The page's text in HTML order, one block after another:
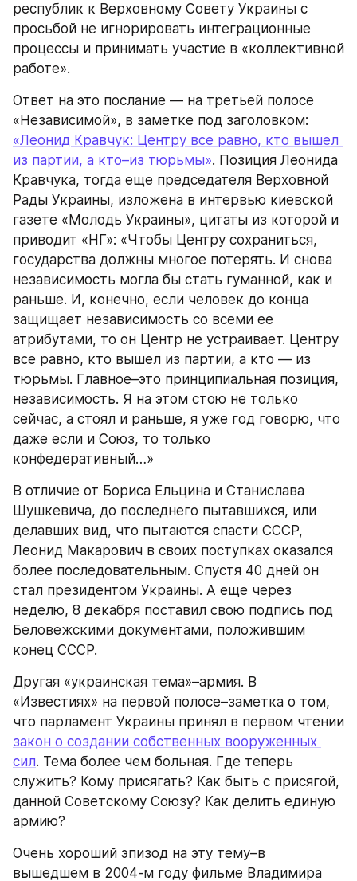
республик к Верховному Совету Украины с
просьбой не игнорировать интеграционные
процессы и принимать участие в «коллективной
работе».
Ответ на это послание — на третьей полосе
«Леонид Кравчук: Центру все равно, кто вышел
из партии, а кто–из тюрьмы». Позиция Леонида
Кравчука, тогда еще председателя Верховной
Рады Украины, изложена в интервью киевской
газете «Молодь Украины», цитаты из которой и
приводит «НГ»: «Чтобы Центру сохраниться,
государства должны многое потерять. И снова
независимость могла бы стать гуманной, как и
раньше. И, конечно, если человек до конца
защищает независимость со всеми ее
атрибутами, то он Центр не устраивает. Центру
все равно, кто вышел из партии, а кто — из
тюрьмы. Главное–это принципиальная позиция,
независимость. Я на этом стою не только
сейчас, а стоял и раньше, я уже год говорю, что
даже если и Союз, то только
конфедеративный…»
В отличие от Бориса Ельцина и Станислава
Шушкевича, до последнего пытавшихся, или
делавших вид, что пытаются спасти СССР,
Леонид Макарович в своих поступках оказался
более последовательным. Спустя 40 дней он
стал президентом Украины. А еще через
неделю, 8 декабря поставил свою подпись под
Беловежскими документами, положившим
конец СССР.
Другая «украинская тема»–армия. В
«Известиях» на первой полосе–заметка о том,
закон о создании собственных вооруженных
сил. Тема более чем больная. Где теперь
служить? Кому присягать? Как быть с присягой,
данной Советскому Союзу? Как делить единую
армию?
Очень хороший эпизод на эту тему–в
вышедшем в 2004-м году фильме Владимира